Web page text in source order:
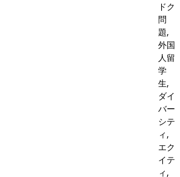
ドク
問
題,
外国
人留
学
生,
ダイ
バー
シテ
ィ,
エク
イテ
ィ,